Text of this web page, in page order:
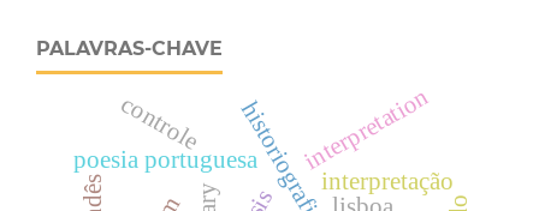
PALAVRAS-CHAVE
interpretação
poesia portuguesa interpretation
controle